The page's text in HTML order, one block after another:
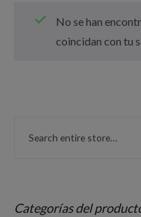
Categorías del
No se han
coincidan con tu